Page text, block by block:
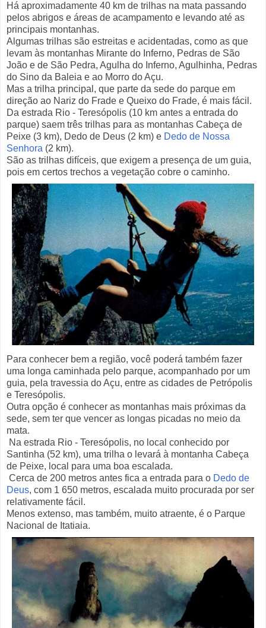
Há aproximadamente 40 km de trilhas na mata passando
pelos abrigos e áreas de acampamento e levando até as
principais montanhas.
Algumas trilhas são estreitas e acidentadas, como as que
levam às montanhas Mirante do Inferno, Pedras de São
João e de São Pedra, Agulha do Inferno, Agulhinha, Pedras
do Sino da Baleia e ao Morro do Açu.
Mas a trilha principal, que parte da sede do parque em
direção ao Nariz do Frade e Queixo do Frade, é mais fácil.
Da estrada Rio - Teresópolis (10 km antes a entrada do
parque) saem três trilhas para as montanhas Cabeça de
Peixe (3 km), Dedo de Deus (2 km) e Dedo de Nossa
Senhora (2 km).
São as trilhas difíceis, que exigem a presença de um guia,
pois em certos trechos a vegetação cobre o caminho.
Para conhecer bem a região, você poderá também fazer
uma longa caminhada pelo parque, acompanhado por um
guia, pela travessia do Açu, entre as cidades de Petrópolis
e Teresópolis.
Outra opção é conhecer as montanhas mais próximas da
sede, sem ter que vencer as longas picadas no meio da
mata.
Na estrada Rio - Teresópolis, no local conhecido por
Santinha (52 km), uma trilha o levará à montanha Cabeça
de Peixe, local para uma boa escalada.
Cerca de 200 metros antes fica a entrada para o Dedo de
Deus, com 1 650 metros, escalada muito procurada por ser
relativamente fácil.
Menos extenso, mas também, muito atraente, é o Parque
Nacional de Itatiaia.